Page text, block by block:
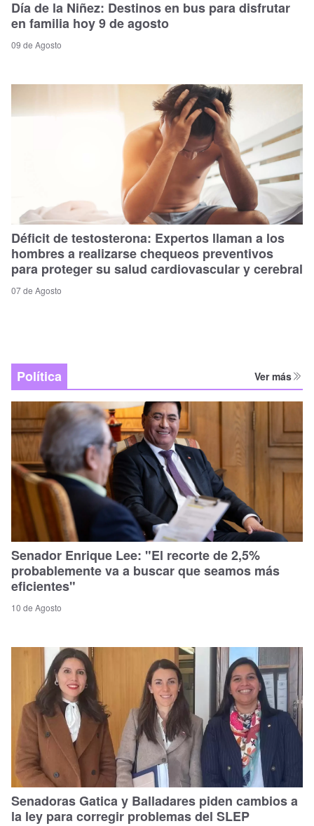
Día de la Niñez: Destinos en bus para disfrutar
en familia hoy 9 de agosto
09 de Agosto
Déficit de testosterona: Expertos llaman a los
hombres a realizarse chequeos preventivos
para proteger su salud cardiovascular y cerebral
07 de Agosto
Política Ver más
Senador Enrique Lee: "El recorte de 2,5%
probablemente va a buscar que seamos más
eficientes"
10 de Agosto
Senadoras Gatica y Balladares piden cambios a
la ley para corregir problemas del SLEP